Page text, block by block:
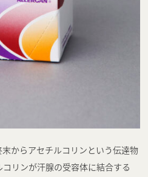
からアセチルコリンという伝達物
リンが汗腺の受容体に結合する